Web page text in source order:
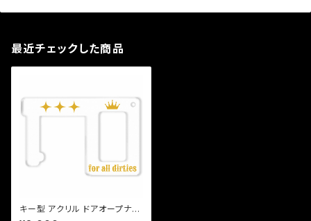
最近チェックした商品
キー型 アクリル ドアオープナー